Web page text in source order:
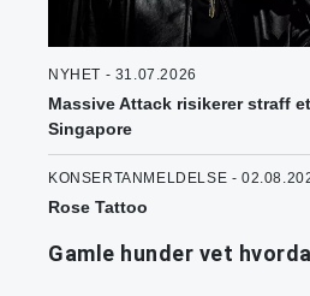
NYHET - 31.07.2026
Massive Attack risikerer straff
Singapore
KONSERTANMELDELSE -
Rose Tattoo
Gamle hunder vet